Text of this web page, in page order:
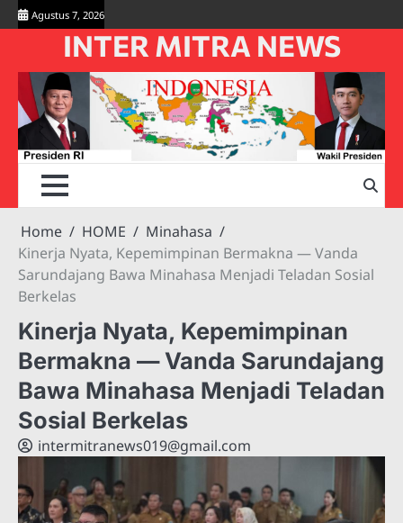
Skip
to
Agustus 7, 2026
INTER MITRA NEWS
Home HOME
Minahasa
Kinerja Nyata, Kepemimpinan Bermakna — Vanda
Sarundajang Bawa Minahasa Menjadi Teladan Sosial
Berkelas
Kinerja Nyata, Kepemimpinan
Bermakna — Vanda Sarundajang
Bawa Minahasa Menjadi Teladan
Sosial Berkelas
intermitranews019@gmail.com